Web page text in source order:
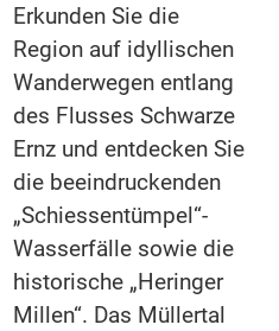
Erkunden Sie die
Region auf idyllischen
Wanderwegen entlang
des Flusses Schwarze
Ernz und entdecken Sie
die beeindruckenden
„Schiessentümpel“-
Wasserfälle sowie die
historische „Heringer
Millen“. Das Müllertal